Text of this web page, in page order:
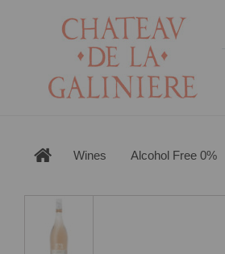
Wines Alcohol Free 0%